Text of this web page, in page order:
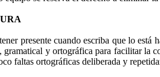
presente cuando escriba que lo
y ortográfica para facilitar la
faltas ortográficas deliberada y